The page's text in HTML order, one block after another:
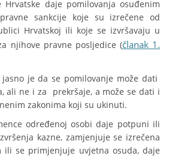
Hrvatske daje pomilovanja osuđenim
sankcije koje su izrečene od
Hrvatskoj ili koje se izvršavaju u
njihove pravne posljedice (članak 1.
je da se pomilovanje može dati
ali ne i za prekršaje, a može se dati i
zakonima koji su ukinuti.
određenoj osobi daje potpuni ili
kazne, zamjenjuje se izrečena
ili se primjenjuje uvjetna osuda, daje